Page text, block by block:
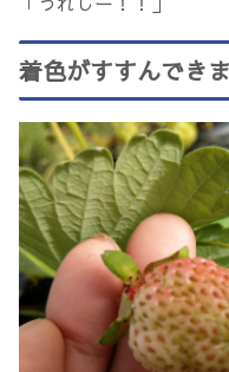
着色がすすんでき